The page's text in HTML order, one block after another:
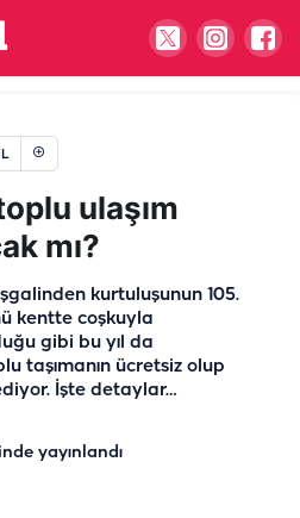
ulaşım
mı?
kurtuluşunun 105.
kentte coşkuyla
gibi bu yıl da
taşımanın ücretsiz olup
İşte detaylar…
yayınlandı
mesajı çıktı